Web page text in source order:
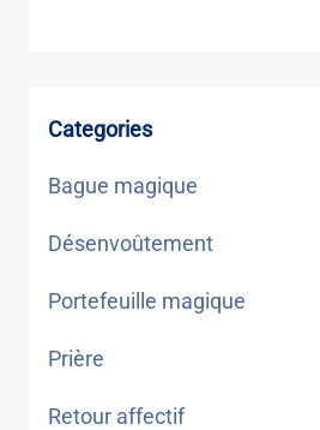
Categories
Bague magique
Désenvoûtement
Portefeuille magique
Prière
Retour affectif